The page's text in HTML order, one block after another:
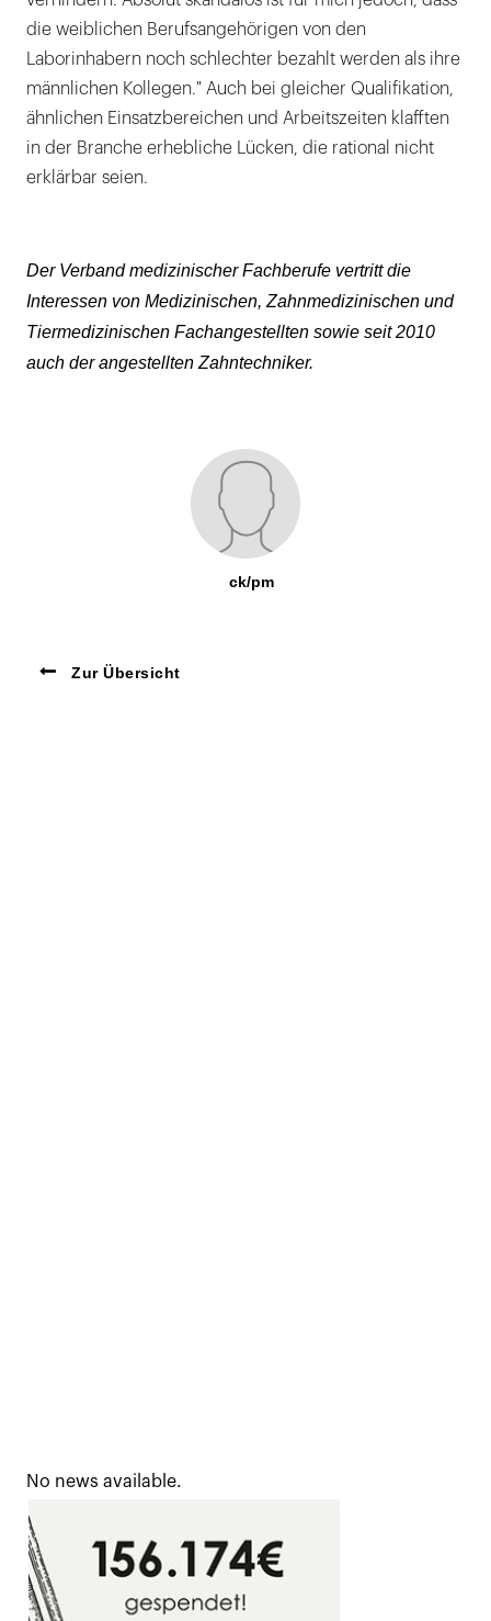
die weiblichen Berufsangehörigen von den
Laborinhabern noch schlechter bezahlt werden als ihre
männlichen Kollegen." Auch bei gleicher Qualifikation,
ähnlichen Einsatzbereichen und Arbeitszeiten klafften
in der Branche erhebliche Lücken, die rational nicht
erklärbar seien.
Der Verband medizinischer Fachberufe vertritt die
Interessen von Medizinischen, Zahnmedizinischen und
Tiermedizinischen Fachangestellten sowie seit 2010
auch der angestellten Zahntechniker.
ck/pm
Zur Übersicht
No news available.